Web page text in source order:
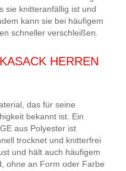
sie knitteranfällig ist und
kann sie bei häufigem
schneller verschleißen.
HERREN
das für seine
bekannt ist. Ein
aus Polyester ist
trocknet und knitterfrei
und hält auch häufigem
ohne an Form oder Farbe